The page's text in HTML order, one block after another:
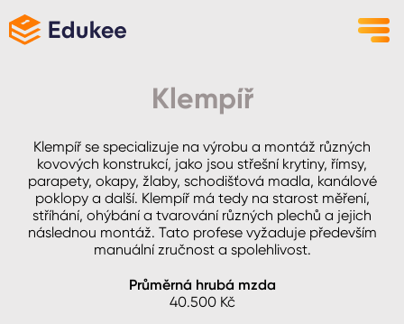
Klempíř
Klempíř se specializuje na výrobu a montáž různých
kovových konstrukcí, jako jsou střešní krytiny, římsy,
parapety, okapy, žlaby, schodišťová madla, kanálové
poklopy a další. Klempíř má tedy na starost měření,
stříhání, ohýbání a tvarování různých plechů a jejich
následnou montáž. Tato profese vyžaduje především
manuální zručnost a spolehlivost.
Průměrná hrubá mzda
40.500Kč